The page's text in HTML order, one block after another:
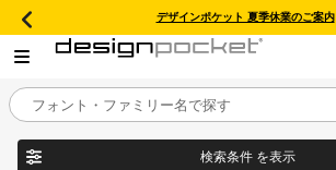
デザインポケット 夏季休業のご案内
検索条件 を表示